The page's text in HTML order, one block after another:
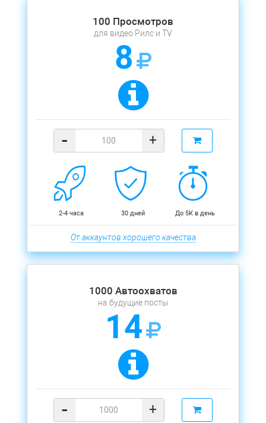
100 Просмотров
для видео Рилс и TV
8
- +
2-4 часа 30 дней До 5К в день
От аккаунтов хорошего качества
1000 Автоохватов
на будущие посты
14
- +